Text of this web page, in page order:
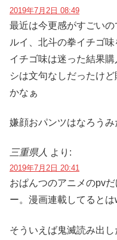
2019年7月2日 08:49
最近は今更感がすごい
ルイ、北斗の拳イチゴ
イチゴ味は迷った結果
シは文句なしだったけ
かなぁ
嫌顔おパンツはなろう
三重県人 より:
2019年7月2日 20:41
おぱんつのアニメのpv
ー。漫画連載してるとは
そういえば鬼滅読み出